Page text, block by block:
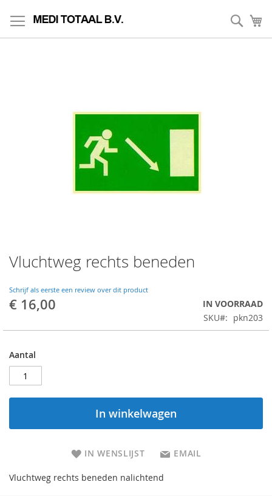
to
Content
Vluchtweg rechts beneden
Schrijf als eerste een review over dit product
€ 16,00
IN VOORRAAD
SKU
pkn203
Aantal
In winkelwagen
IN WENSLIJST EMAIL
Vluchtweg rechts beneden nalichtend